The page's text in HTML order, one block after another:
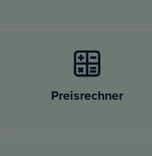
Preisrechner